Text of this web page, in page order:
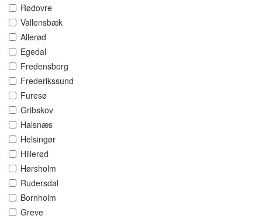
Rødovre
Vallensbæk
Allerød
Egedal
Fredensborg
Frederikssund
Furesø
Gribskov
Halsnæs
Helsingør
Hillerød
Hørsholm
Rudersdal
Bornholm
Greve